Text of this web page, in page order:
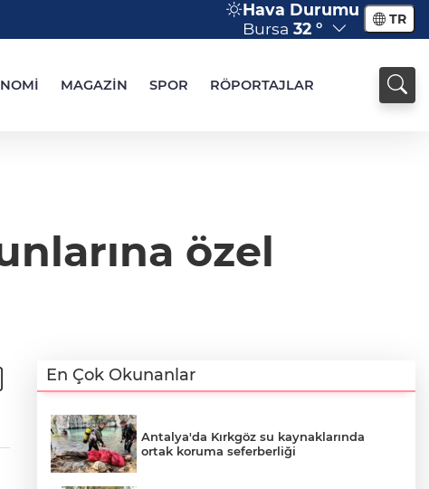
Hava Durumu
Bursa 32 ° TR
MAGAZİN SPOR RÖPORTAJLAR
özel
En Çok Okunanlar
Antalya'da Kırkgöz su kaynaklarında
ortak koruma seferberliği